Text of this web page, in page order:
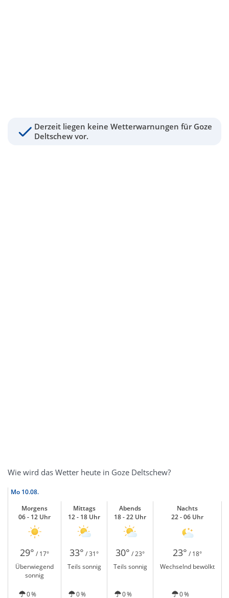
Derzeit liegen keine Wetterwarnungen für Goze
Deltschew vor.
Wie wird das Wetter heute in Goze Deltschew?
Mo 10.08.
Morgens
06 - 12 Uhr
Mittags
12 - 18 Uhr
Abends
18 - 22 Uhr
Nachts
22 - 06 Uhr
29° / 17° 33° / 31° 30° / 23° 23° / 18°
Überwiegend
sonnig
Teils sonnig Teils sonnig Wechselnd bewölkt
0 % 0 % 0 % 0 %